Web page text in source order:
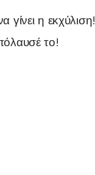
η εκχύλιση!
το!